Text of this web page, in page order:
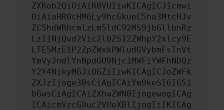
ZXRob2QiOiAiR0VUIiwKICAgICJ1cmwi
OiAiaHR0cHM6Ly9hcGkueC5ha3MtcHJv
ZC5hdWRhcmlzLm5ldC92MS9jbGllbnRz
LzI1NjQvd2Vic2l0ZS12ZWhpY2xlcy9E
LTE5MzE1P2ZpZWxkPWludGVybmFsTnVt
YmVyJndlYnNpdGU9Njc1MWFiYWFhNDQz
Y2Y4NjkyMGJiOGZiIiwKICAgICJoZWFk
ZXJzIjoge30sCiAgICAiYm9keSI6IG51
bGwsCiAgICAiZXhwZWN0IjogewogICAg
ICAicmVzcG9uc2VUeXBlIjogIiIKICAg